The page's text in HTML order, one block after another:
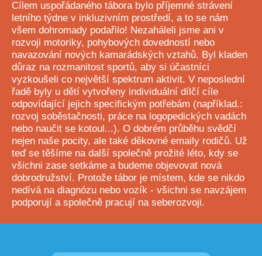
Cílem uspořádaného tábora bylo příjemné strávení
letního týdne v inkluzivním prostředí, a to se nám
všem dohromady podařilo! Nezaháleli jsme ani v
rozvoji motoriky, pohybových dovedností nebo
navazování nových kamarádských vztahů. Byl kladen
důraz na rozmanitost sportů, aby si účastníci
vyzkoušeli co největší spektrum aktivit. V neposlední
řadě byly u dětí vytvořeny individuální dílčí cíle
odpovídající jejich specifickým potřebám (například.:
rozvoj soběstačnosti, práce na logopedických vadách
nebo naučit se kotoul...). O dobrém průběhu svědčí
nejen naše pocity, ale také děkovné emaily rodičů. Už
teď se těšíme na další společně prožité léto, kdy se
všichni zase setkáme a budeme objevovat nová
dobrodružství. Protože tábor je místem, kde se nikdo
nedívá na diagnózu nebo vozík - všichni se navzájem
podporují a společně pracují na seberozvoji.